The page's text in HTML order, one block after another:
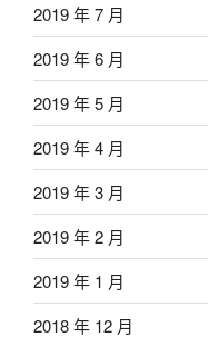
2019 年 7 月
2019 年 6 月
2019 年 5 月
2019 年 4 月
2019 年 3 月
2019 年 2 月
2019 年 1 月
2018 年 12 月